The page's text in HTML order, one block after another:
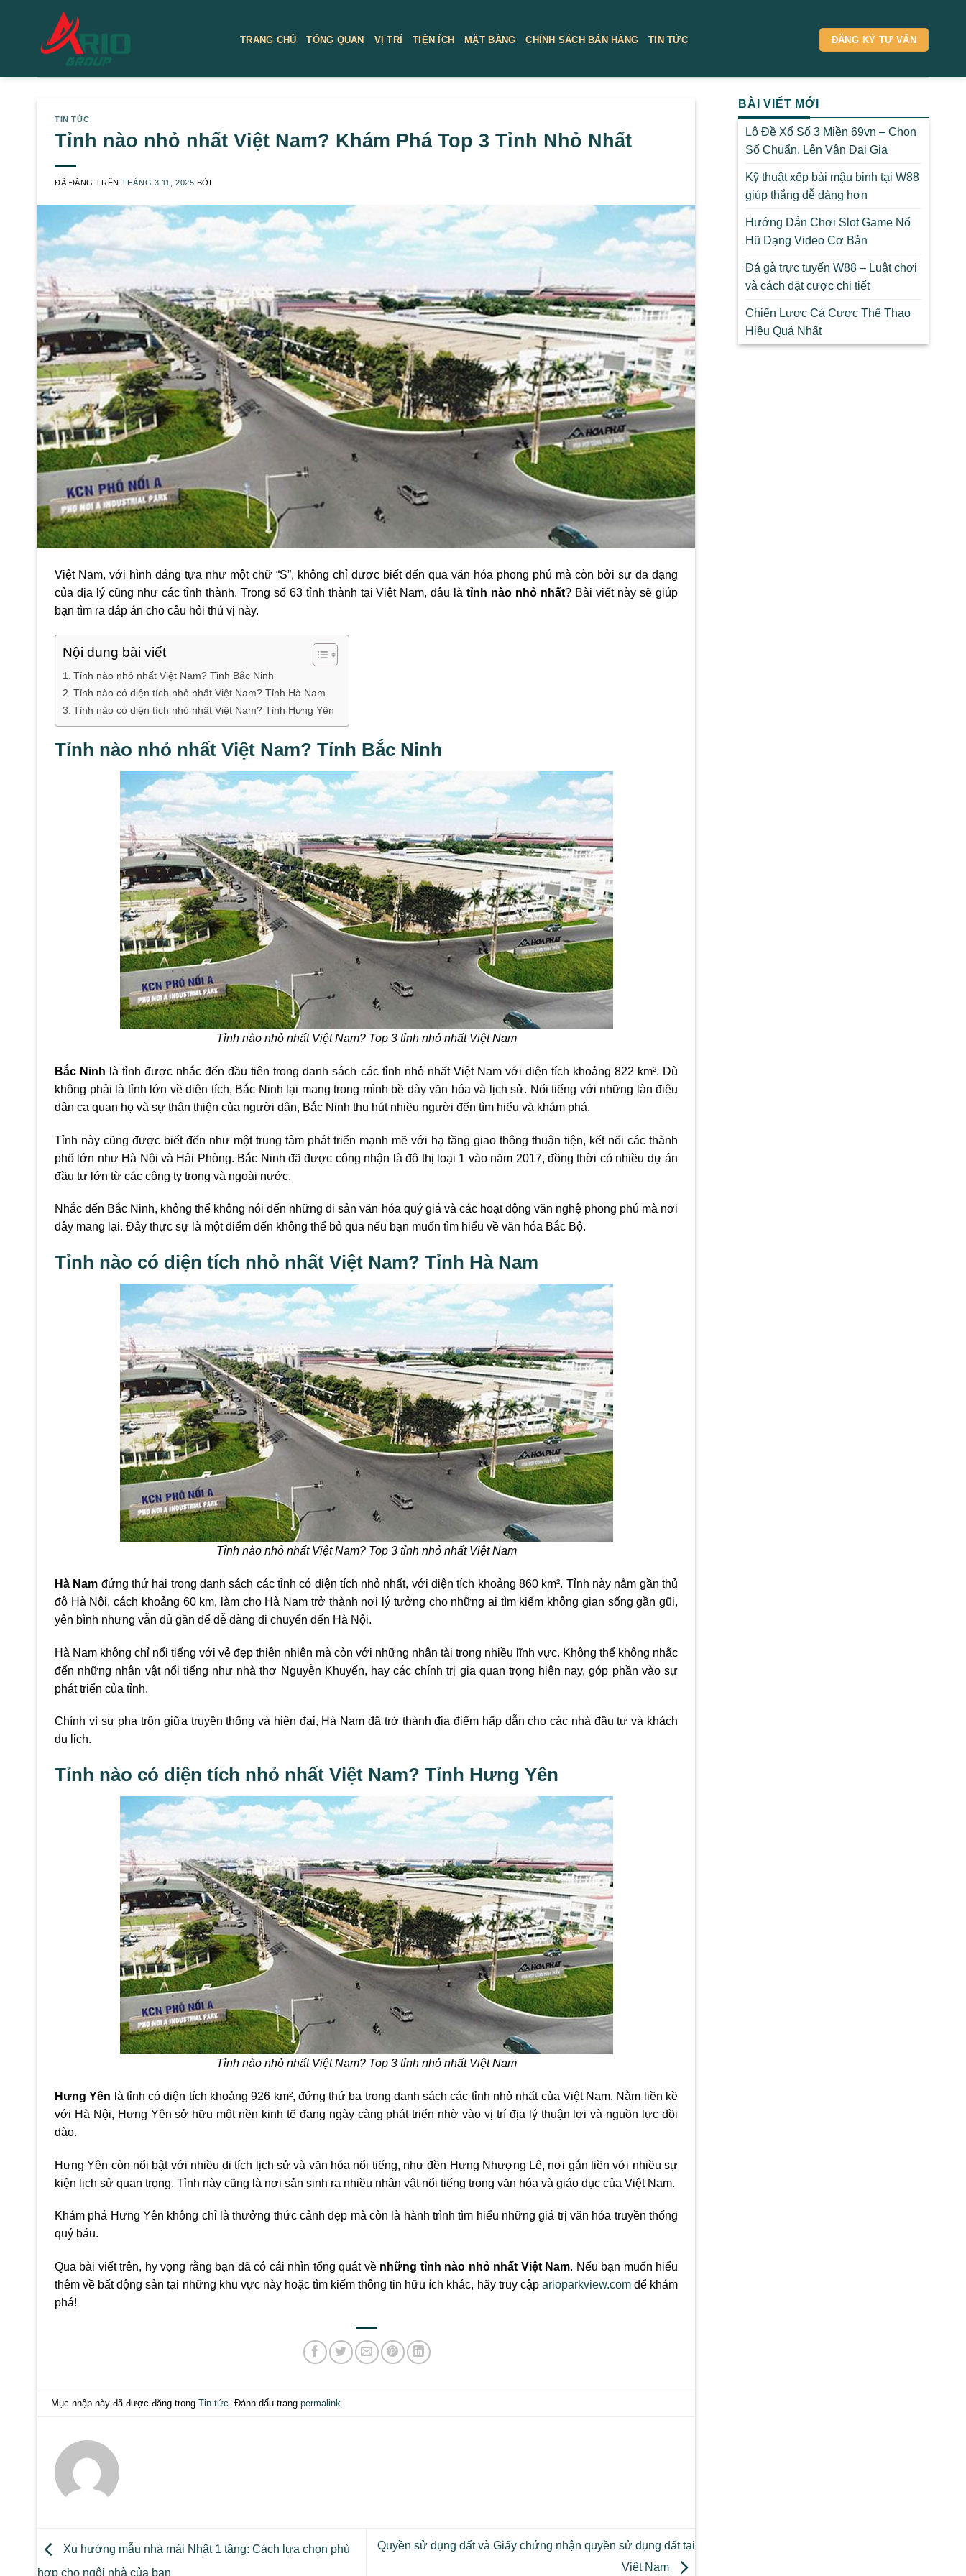
TRANG CHỦ TỔNG QUAN VỊ TRÍ TIỆN ÍCH MẶT BẰNG CHÍNH SÁCH BÁN HÀNG TIN TỨC ĐĂNG KÝ TƯ VẤN
TIN TỨC
Tỉnh nào nhỏ nhất Việt Nam? Khám Phá Top 3 Tỉnh Nhỏ Nhất
ĐÃ ĐĂNG TRÊNTHÁNG 3 11, 2025 BỞI
Việt Nam, với hình dáng tựa như một chữ “S”, không chỉ được biết đến qua văn hóa phong phú mà còn bởi sự đa dạng
của địa lý cũng như các tỉnh thành. Trong số 63 tỉnh thành tại Việt Nam, đâu làtỉnh nào nhỏ nhất? Bài viết này sẽ giúp
bạn tìm ra đáp án cho câu hỏi thú vị này.
Nội dung bài viết
Tỉnh nào nhỏ nhất Việt Nam? Tỉnh Bắc Ninh
Tỉnh nào có diện tích nhỏ nhất Việt Nam? Tỉnh Hà Nam
Tỉnh nào có diện tích nhỏ nhất Việt Nam? Tỉnh Hưng Yên
Tỉnh nào nhỏ nhất Việt Nam? Tỉnh Bắc Ninh
Tỉnh nào nhỏ nhất Việt Nam? Top 3 tỉnh nhỏ nhất Việt Nam
Bắc Ninh là tỉnh được nhắc đến đầu tiên trong danh sách các tỉnh nhỏ nhất Việt Nam với diện tích khoảng 822 km². Dù
không phải là tỉnh lớn về diện tích, Bắc Ninh lại mang trong mình bề dày văn hóa và lịch sử. Nổi tiếng với những làn điệu
dân ca quan họ và sự thân thiện của người dân, Bắc Ninh thu hút nhiều người đến tìm hiểu và khám phá.
Tỉnh này cũng được biết đến như một trung tâm phát triển mạnh mẽ với hạ tầng giao thông thuận tiện, kết nối các thành
phố lớn như Hà Nội và Hải Phòng. Bắc Ninh đã được công nhận là đô thị loại 1 vào năm 2017, đồng thời có nhiều dự án
đầu tư lớn từ các công ty trong và ngoài nước.
Nhắc đến Bắc Ninh, không thể không nói đến những di sản văn hóa quý giá và các hoạt động văn nghệ phong phú mà nơi
đây mang lại. Đây thực sự là một điểm đến không thể bỏ qua nếu bạn muốn tìm hiểu về văn hóa Bắc Bộ.
Tỉnh nào có diện tích nhỏ nhất Việt Nam? Tỉnh Hà Nam
Tỉnh nào nhỏ nhất Việt Nam? Top 3 tỉnh nhỏ nhất Việt Nam
Hà Nam đứng thứ hai trong danh sách các tỉnh có diện tích nhỏ nhất, với diện tích khoảng 860 km². Tỉnh này nằm gần thủ
đô Hà Nội, cách khoảng 60 km, làm cho Hà Nam trở thành nơi lý tưởng cho những ai tìm kiếm không gian sống gần gũi,
yên bình nhưng vẫn đủ gần để dễ dàng di chuyển đến Hà Nội.
Hà Nam không chỉ nổi tiếng với vẻ đẹp thiên nhiên mà còn với những nhân tài trong nhiều lĩnh vực. Không thể không nhắc
đến những nhân vật nổi tiếng như nhà thơ Nguyễn Khuyến, hay các chính trị gia quan trọng hiện nay, góp phần vào sự
phát triển của tỉnh.
Chính vì sự pha trộn giữa truyền thống và hiện đại, Hà Nam đã trở thành địa điểm hấp dẫn cho các nhà đầu tư và khách
du lịch.
Tỉnh nào có diện tích nhỏ nhất Việt Nam? Tỉnh Hưng Yên
Tỉnh nào nhỏ nhất Việt Nam? Top 3 tỉnh nhỏ nhất Việt Nam
Hưng Yên là tỉnh có diện tích khoảng 926 km², đứng thứ ba trong danh sách các tỉnh nhỏ nhất của Việt Nam. Nằm liền kề
với Hà Nội, Hưng Yên sở hữu một nền kinh tế đang ngày càng phát triển nhờ vào vị trí địa lý thuận lợi và nguồn lực dồi
dào.
Hưng Yên còn nổi bật với nhiều di tích lịch sử và văn hóa nổi tiếng, như đền Hưng Nhượng Lê, nơi gắn liền với nhiều sự
kiện lịch sử quan trọng. Tỉnh này cũng là nơi sản sinh ra nhiều nhân vật nổi tiếng trong văn hóa và giáo dục của Việt Nam.
Khám phá Hưng Yên không chỉ là thưởng thức cảnh đẹp mà còn là hành trình tìm hiểu những giá trị văn hóa truyền thống
quý báu.
Qua bài viết trên, hy vọng rằng bạn đã có cái nhìn tổng quát về những tỉnh nào nhỏ nhất Việt Nam. Nếu bạn muốn hiểu
thêm về bất động sản tại những khu vực này hoặc tìm kiếm thông tin hữu ích khác, hãy truy cập arioparkview.comđể khám
phá!
Mục nhập này đã được đăng trongTin tức . Đánh dấu trangpermalink
Xu hướng mẫu nhà mái Nhật 1 tầng: Cách lựa chọn phù
hợp cho ngôi nhà của bạn
Quyền sử dụng đất và Giấy chứng nhận quyền sử dụng đất tại
Việt Nam
BÀI VIẾT MỚI
Lô Đề Xổ Số 3 Miền 69vn – Chọn
Số Chuẩn, Lên Vận Đại Gia
Kỹ thuật xếp bài mậu binh tại W88
giúp thắng dễ dàng hơn
Hướng Dẫn Chơi Slot Game Nổ
Hũ Dạng Video Cơ Bản
Đá gà trực tuyến W88 – Luật chơi
và cách đặt cược chi tiết
Chiến Lược Cá Cược Thể Thao
Hiệu Quả Nhất